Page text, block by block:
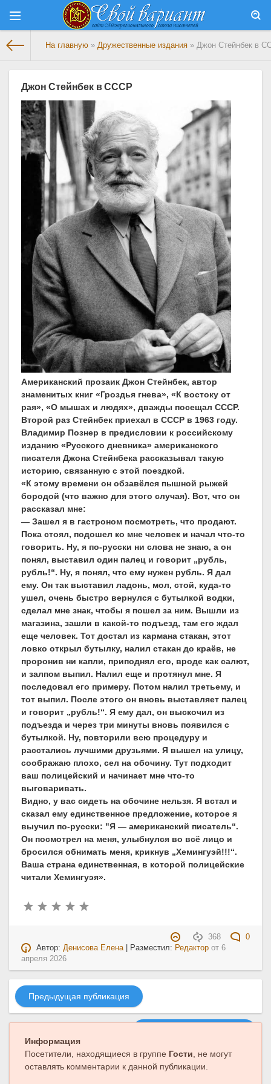
На главную » Дружественные издания » Джон Стейнбек в
Джон Стейнбек в СССР
Американский прозаик Джон Стейнбек, автор
знаменитых книг «Гроздья гнева», «К востоку от
рая», «О мышах и людях», дважды посещал СССР.
Второй раз Стейнбек приехал в СССР в 1963 году.
Владимир Познер в предисловии к российскому
изданию «Русского дневника» американского
писателя Джона Стейнбека рассказывал такую
историю, связанную с этой поездкой.
«К этому времени он обзавёлся пышной рыжей
бородой (что важно для этого случая). Вот, что он
рассказал мне:
— Зашел я в гастроном посмотреть, что продают.
Пока стоял, подошел ко мне человек и начал что-то
говорить. Ну, я по-русски ни слова не знаю, а он
понял, выставил один палец и говорит „рубль,
рубль!“. Ну, я понял, что ему нужен рубль. Я дал
ему. Он так выставил ладонь, мол, стой, куда-то
ушел, очень быстро вернулся с бутылкой водки,
сделал мне знак, чтобы я пошел за ним. Вышли из
магазина, зашли в какой-то подъезд, там его ждал
еще человек. Тот достал из кармана стакан, этот
ловко открыл бутылку, налил стакан до краёв, не
проронив ни капли, приподнял его, вроде как салют,
и залпом выпил. Налил еще и протянул мне. Я
последовал его примеру. Потом налил третьему, и
тот выпил. После этого он вновь выставляет палец
и говорит „рубль!“. Я ему дал, он выскочил из
подъезда и через три минуты вновь появился с
бутылкой. Ну, повторили всю процедуру и
расстались лучшими друзьями. Я вышел на улицу,
соображаю плохо, сел на обочину. Тут подходит
ваш полицейский и начинает мне что-то
выговаривать.
Видно, у вас сидеть на обочине нельзя. Я встал и
сказал ему единственное предложение, которое я
выучил по-русски: "Я — американский писатель“.
Он посмотрел на меня, улыбнулся во всё лицо и
бросился обнимать меня, крикнув „Хемингуэй!!!“.
Ваша страна единственная, в которой полицейские
читали Хемингуэя».
368
0
Автор:Денисова Елена| Разместил: Редактор от6
апреля 2026
Предыдущая публикация
Информация
Посетители, находящиеся в группе Гости, не могут
оставлять комментарии к данной публикации.